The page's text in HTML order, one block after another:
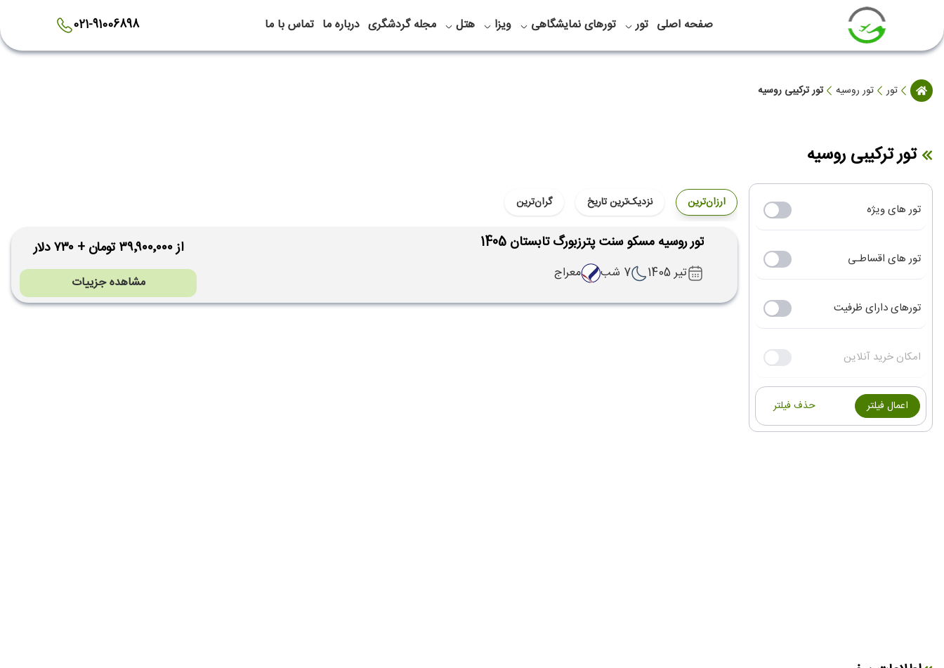
صفحه اصلی تور تورهای نمایشگاهی ویزا هتل مجله گردشگری درباره ما تماس با ما 021-91006898
تور تور روسیه تور ترکیبی روسیه
تور ترکیبی روسیه
تور های ویژه
تور های اقساطـی
تورهای دارای ظرفیت
امکان خرید آنلاین
اعمال فیلتر حذف فیلتر
ارزان‌ترین نزدیک‌ترین تاریخ گران‌ترین
تور روسیه مسکو سنت پترزبورگ تابستان 1405
تیر 1405 7 شب معراج
از ۳۹٬۹۰۰٬۰۰۰ تومان + ۷۳۰ دلار
مشاهده جزییات